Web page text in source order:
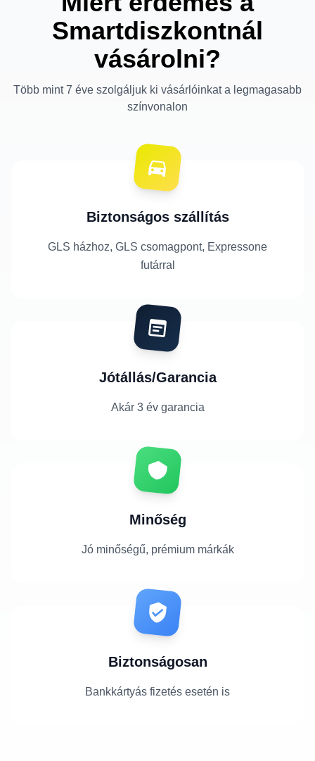
Smartdiszkontnál
vásárolni?
Több mint 7 éve szolgáljuk ki vásárlóinkat a legmagasabb
színvonalon
Biztonságos szállítás
GLS házhoz, GLS csomagpont, Expressone
futárral
Jótállás/Garancia
Akár 3 év garancia
Minőség
Jó minőségű, prémium márkák
Biztonságosan
Bankkártyás fizetés esetén is